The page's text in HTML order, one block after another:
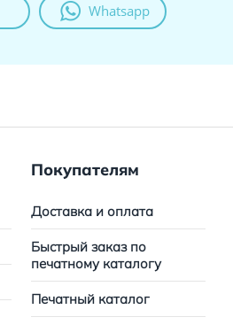
Whatsapp
Покупателям
Доставка и оплата
Быстрый заказ по
печатному каталогу
Печатный каталог